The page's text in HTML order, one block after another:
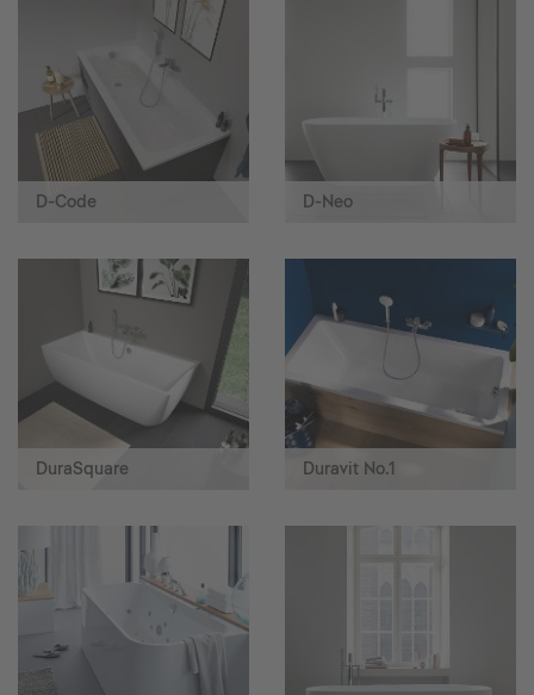
D-Code D-Neo
DuraSquare Duravit No.1